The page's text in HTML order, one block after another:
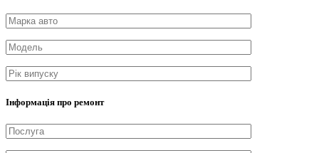
Інформація про ремонт